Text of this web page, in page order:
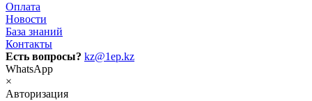
Оплата
Новости
База знаний
Контакты
Есть вопросы? kz@1ep.kz
WhatsApp
×
Авторизация